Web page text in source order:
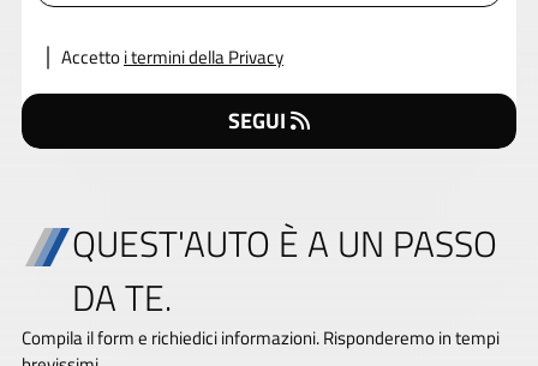
Accettoi termini della Privacy
SEGUI
QUEST'AUTO È A UN PASSO
DA TE.
Compila il form e richiedici informazioni. Risponderemo in tempi